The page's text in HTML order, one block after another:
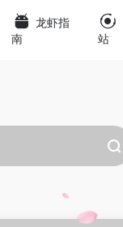
龙虾指
南
站